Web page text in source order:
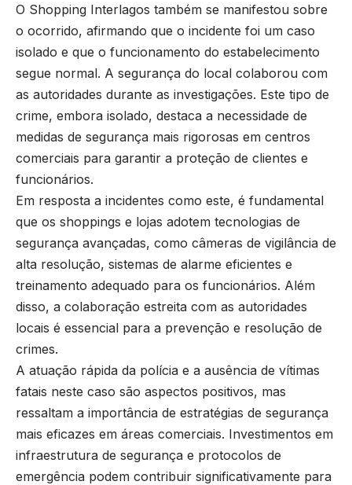
O Shopping Interlagos também se manifestou sobre
o ocorrido, afirmando que o incidente foi um caso
isolado e que o funcionamento do estabelecimento
segue normal. A segurança do local colaborou com
as autoridades durante as investigações. Este tipo de
crime, embora isolado, destaca a necessidade de
medidas de segurança mais rigorosas em centros
comerciais para garantir a proteção de clientes e
funcionários.
Em resposta a incidentes como este, é fundamental
que os shoppings e lojas adotem tecnologias de
segurança avançadas, como câmeras de vigilância de
alta resolução, sistemas de alarme eficientes e
treinamento adequado para os funcionários. Além
disso, a colaboração estreita com as autoridades
locais é essencial para a prevenção e resolução de
crimes.
A atuação rápida da polícia e a ausência de vítimas
fatais neste caso são aspectos positivos, mas
ressaltam a importância de estratégias de segurança
mais eficazes em áreas comerciais. Investimentos em
infraestrutura de segurança e protocolos de
emergência podem contribuir significativamente para